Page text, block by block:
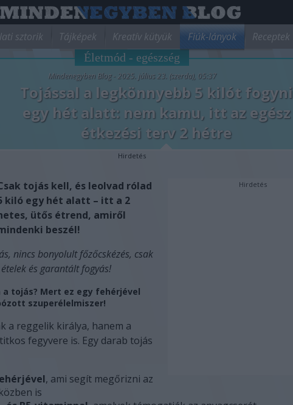
sztorik Tájképek Kreatív kütyük Fiúk-lányok Receptek
Életmód - egészség
Mindenegyben Blog - 2025. július 23. (szerda), 05:37
Tojással a legkönnyebb 5 kilót fogyni
egy hét alatt: nem kamu, itt az egész
étkezési terv 2 hétre
Hirdetés
Hirdetés
tojás kell, és leolvad rólad
kiló egy hét alatt – itt a 2
ütős étrend, amiről
beszél!
nincs bonyolult főzőcskézés, csak
és garantált fogyás!
a tojás? Mert ez egy fehérjével
szuperélelmiszer!
a reggelik királya, hanem a
fegyvere is. Egy darab tojás
, ami segít megőrizni az
is